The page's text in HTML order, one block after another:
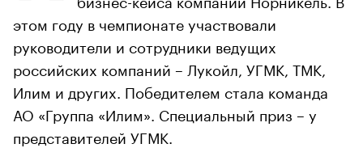
этом году в чемпионате участвовали
руководители и сотрудники ведущих
российских компаний – Лукойл, УГМК, ТМК,
Илим и других. Победителем стала команда
АО «Группа «Илим». Специальный приз – у
представителей УГМК.